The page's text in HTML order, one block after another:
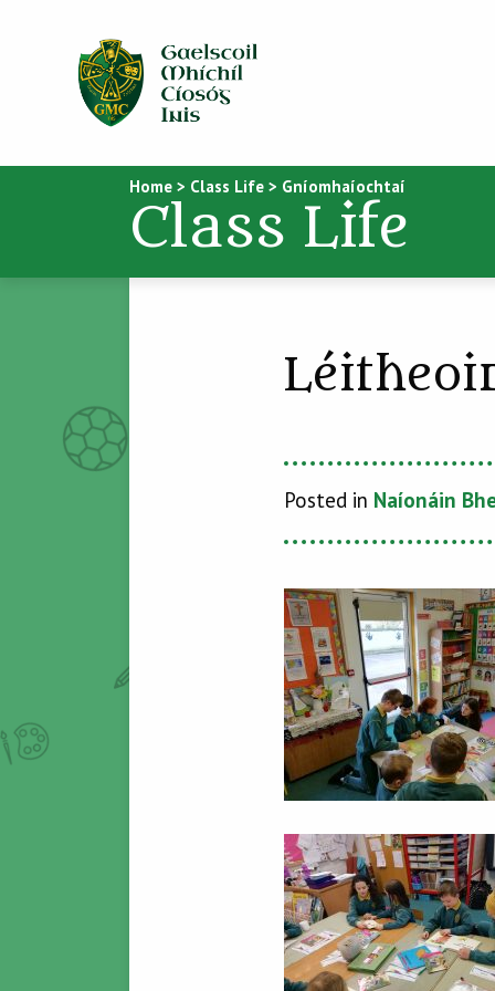
Home > Class Life > Gníomhaíochtaí
Class Life
Posted in Naíonáin